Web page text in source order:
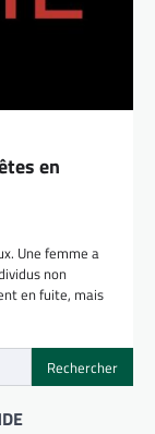
en
Une femme a
non
en fuite, mais